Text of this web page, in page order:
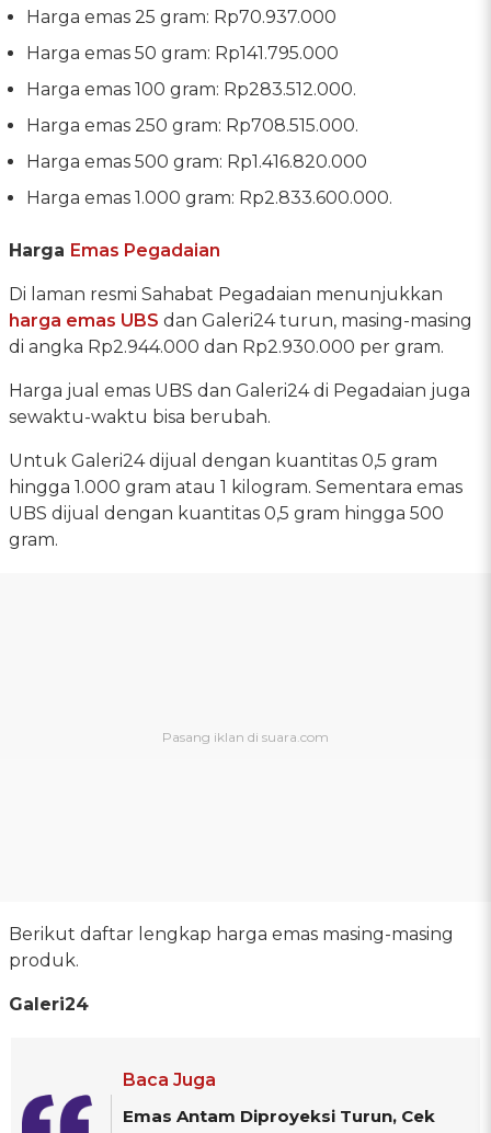
Harga emas 25 gram: Rp70.937.000
Harga emas 50 gram: Rp141.795.000
Harga emas 100 gram: Rp283.512.000.
Harga emas 250 gram: Rp708.515.000.
Harga emas 500 gram: Rp1.416.820.000
Harga emas 1.000 gram: Rp2.833.600.000.
Harga Emas Pegadaian
Di laman resmi Sahabat Pegadaian menunjukkan
harga emas UBS dan Galeri24 turun, masing-masing
di angka Rp2.944.000 dan Rp2.930.000 per gram.
Harga jual emas UBS dan Galeri24 di Pegadaian juga
sewaktu-waktu bisa berubah.
Untuk Galeri24 dijual dengan kuantitas 0,5 gram
hingga 1.000 gram atau 1 kilogram. Sementara emas
UBS dijual dengan kuantitas 0,5 gram hingga 500
gram.
Berikut daftar lengkap harga emas masing-masing
produk.
Galeri24
Baca Juga
Emas Antam Diproyeksi Turun, Cek